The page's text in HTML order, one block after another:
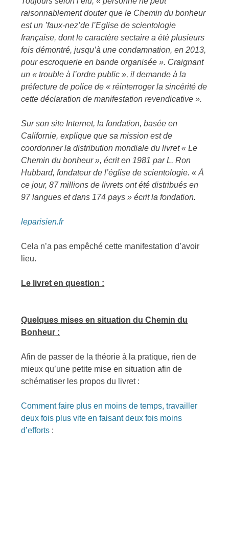
raisonnablement douter que le Chemin du bonheur
est un ’faux-nez’de l’Eglise de scientologie
française, dont le caractère sectaire a été plusieurs
fois démontré, jusqu’à une condamnation, en 2013,
pour escroquerie en bande organisée ». Craignant
un « trouble à l’ordre public », il demande à la
préfecture de police de « réinterroger la sincérité de
cette déclaration de manifestation revendicative ».
Sur son site Internet, la fondation, basée en
Californie, explique que sa mission est de
coordonner la distribution mondiale du livret « Le
Chemin du bonheur », écrit en 1981 par L. Ron
Hubbard, fondateur de l’église de scientologie. « À
ce jour, 87 millions de livrets ont été distribués en
97 langues et dans 174 pays » écrit la fondation.
leparisien.fr
Cela n’a pas empêché cette manifestation d’avoir
lieu.
Le livret en question :
Quelques mises en situation du Chemin du
Bonheur :
Afin de passer de la théorie à la pratique, rien de
mieux qu’une petite mise en situation afin de
schématiser les propos du livret :
Comment faire plus en moins de temps, travailler
deux fois plus vite en faisant deux fois moins
d’efforts :